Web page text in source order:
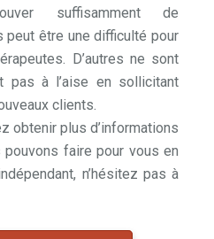
suffisamment de
peut être une difficulté pour
D’autres ne sont
pas à l’aise en sollicitant
clients.
obtenir plus d’informations
pouvons faire pour vous en
n’hésitez pas à